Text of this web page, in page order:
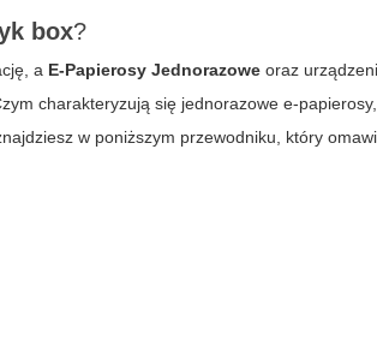
box?
a E-Papierosy Jednorazowe oraz
charakteryzują się jednorazowe e-
w poniższym przewodniku, który